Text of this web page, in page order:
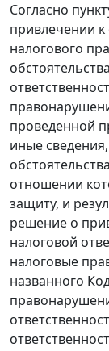
Согласно
привлечении к
налогового
проведенной
иные
отношении
защиту, и
решение о
налоговой
налоговые
названного